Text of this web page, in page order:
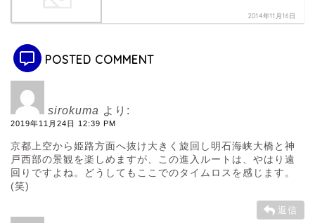
2014年11月16日
POSTED COMMENT
sirokuma より:
2019年11月24日 12:39 PM
京都上空から姫路方面へ抜け大きく旋回し明石海峡大橋と神
戸西部の景観を楽しめますが、この進入ルートは、やはり遠
回りですよね。どうしてもここでのタイムロスを感じます。
(笑)
返信